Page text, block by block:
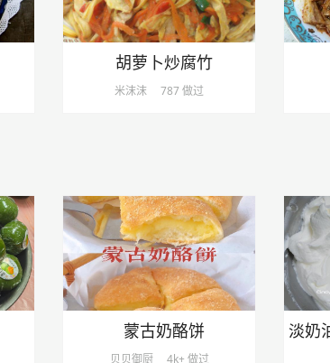
胡萝卜炒腐竹
米沫沫 787 做过
蒙古奶酪饼
贝贝御厨 4k+ 做过